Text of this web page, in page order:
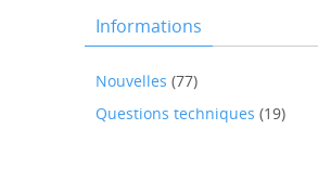
Informations
Nouvelles (77)
Questions techniques (19)